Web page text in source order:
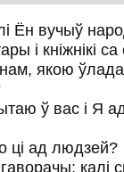
Ён вучыў
і кніжнікі
якою
ў вас і Я
ці ад людзей?
калі